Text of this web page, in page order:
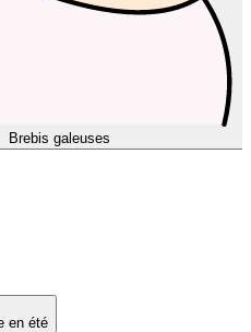
Brebis galeuses
en été